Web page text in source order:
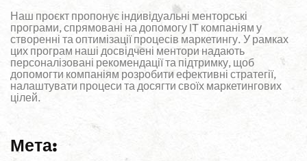
Наш проєкт пропонує індивідуальні менторські
програми, спрямовані на допомогу IT компаніям у
створенні та оптимізації процесів маркетингу. У рамках
цих програм наші досвідчені ментори надають
персоналізовані рекомендації та підтримку, щоб
допомогти компаніям розробити ефективні стратегії,
налаштувати процеси та досягти своїх маркетингових
цілей.
Мета: